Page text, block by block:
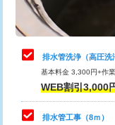
排水管工事（排水
排水管工事（追加
え）
マス交換（土の掘
マス交換（深さ50㎝
理・調整・分解・加
止水・漏水調査・
理・調整・分解・加
止水・漏水調査・
理・調整・分解・
その他部品の脱着
排水管洗浄（高圧洗
基本料金 3,300円+作
WEB割引3,000
排水管工事（8ｍ）